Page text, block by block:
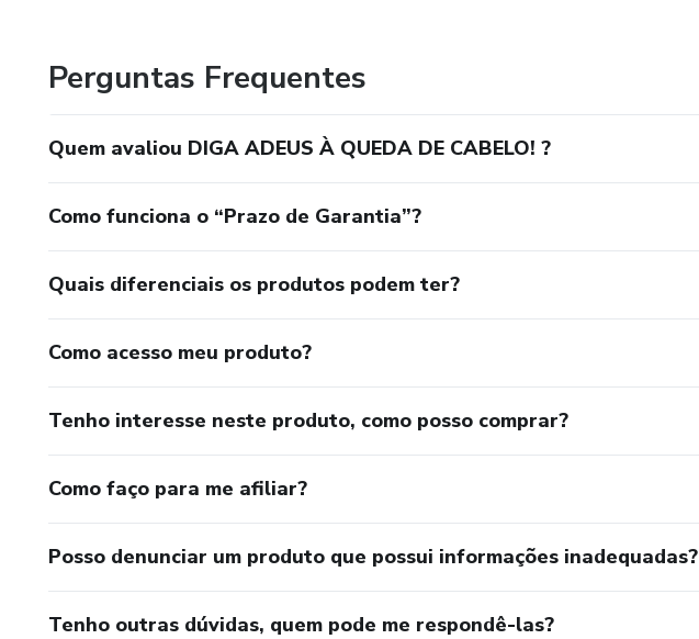
Perguntas Frequentes
Quem avaliou DIGA ADEUS À QUEDA DE CABELO! ?
Como funciona o “Prazo de Garantia”?
Quais diferenciais os produtos podem ter?
Como acesso meu produto?
Tenho interesse neste produto, como posso comprar?
Como faço para me afiliar?
Posso denunciar um produto que possui informações inadequadas?
Tenho outras dúvidas, quem pode me respondê-las?